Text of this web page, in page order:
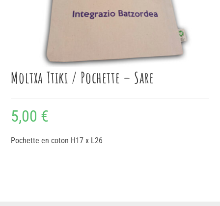
Moltxa Ttiki / Pochette – Sare
5,00 €
Pochette en coton H17 x L26